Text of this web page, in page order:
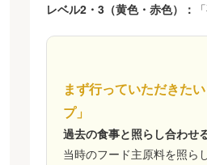
レベル2・3（黄色・赤色）：
まず行っていただきた
プ」
過去の食事と照らし合わせ
当時のフード主原料を照ら